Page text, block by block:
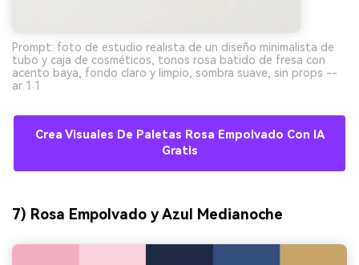
Prompt: foto de estudio realista de un diseño minimalista de
tubo y caja de cosméticos, tonos rosa batido de fresa con
acento baya, fondo claro y limpio, sombra suave, sin props --
ar 1:1
Crea Visuales De Paletas Rosa Empolvado Con IA
Gratis
7) Rosa Empolvado y Azul Medianoche